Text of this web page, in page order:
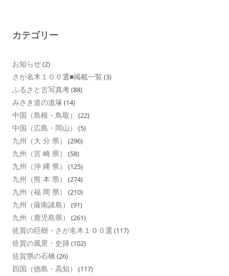
カテゴリー
お知らせ(2)
さが名木１００選■掲載一覧 (3)
ふるさと古写真考(88)
みさき道の道塚 (14)
中国（島根・鳥取） (22)
中国（広島・岡山） (5)
九州（大 分 県） (296)
九州（宮 崎 県） (58)
九州（沖 縄 県） (125)
九州（熊 本 県） (274)
九州（福 岡 県） (210)
九州（薩南諸島） (91)
九州（鹿児島県） (261)
佐賀の巨樹・さが名木１００選 (117)
佐賀の風景・史跡(102)
佐賀県の石橋 (26)
四国（徳島・高知） (117)